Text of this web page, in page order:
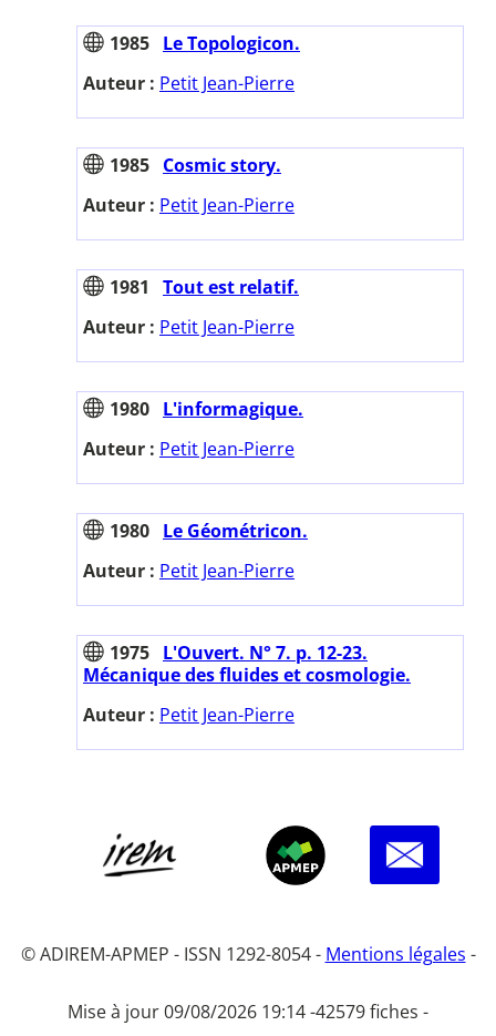
1985 Le Topologicon.
Auteur : Petit Jean-Pierre
1985 Cosmic story.
Auteur : Petit Jean-Pierre
1981
Tout est relatif.
Auteur : Petit Jean-Pierre
1980 L'informagique.
Auteur : Petit Jean-Pierre
1980 Le Géométricon.
Auteur : Petit Jean-Pierre
1975 L'Ouvert. N° 7. p. 12-23.
Mécanique des fluides et cosmologie.
Auteur : Petit Jean-Pierre
© ADIREM-APMEP - ISSN 1292-8054 - Mentions légales -
Mise à jour 09/08/2026 19:14 -42579 fiches -